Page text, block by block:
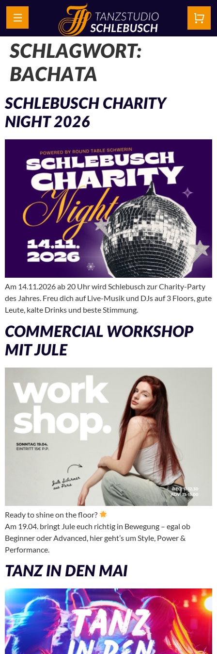
SCHLAGWORT:
BACHATA
SCHLEBUSCH CHARITY
NIGHT 2026
Am 14.11.2026 ab 20 Uhr wird Schlebusch zur Charity-Party
des Jahres. Freu dich auf Live-Musik und DJs auf 3 Floors, gute
Leute, kalte Drinks und beste Stimmung.
COMMERCIAL WORKSHOP
MIT JULE
Ready to shine on the floor?
Am 19.04. bringt Jule euch richtig in Bewegung – egal ob
Beginner oder Advanced, hier geht’s um Style, Power &
Performance.
TANZ IN DEN MAI